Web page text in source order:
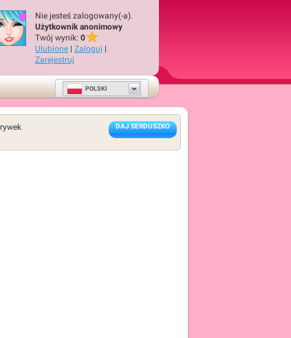
Nie jesteś zalogowany(-a).
Użytkownik anonimowy
Twój wynik: 0
Ulubione | Zaloguj |
Zarejestruj
POLSKI
DAJ SERDUSZKO